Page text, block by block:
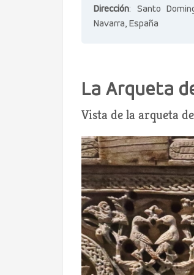
Dirección: Santo
Navarra, España
La Arqueta
Vista de la arqueta